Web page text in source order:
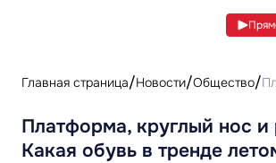
Главная страница Новости Общество
Платформа, круглый нос
Какая обувь в тренде